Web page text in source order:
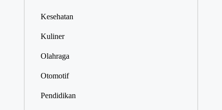
Kesehatan
Kuliner
Olahraga
Otomotif
Pendidikan